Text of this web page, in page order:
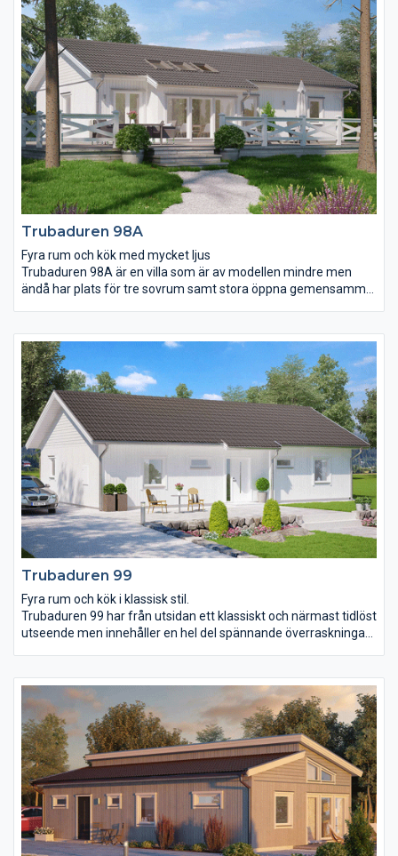
fönsterdörren i vardagsrummet tar du dig enkelt ut på
uteplatsen som vi har försett med ett praktiskt tak som
skyddar mot både väder och vind. Allt på mindre än 100 m².
Mycket hus på liten yta.
Trubaduren 98A
Fyra rum och kök med mycket ljus
Trubaduren 98A är en villa som är av modellen mindre men
ändå har plats för tre sovrum samt stora öppna gemensamma
tillsammans med snedtaket ger en praktfull rymd. Köket är väl
tilltaget och här finns även plats för en köksö för er som
drömmer om mer förvaring, en plats för barnen att göra läxor
på eller för gästerna att mingla vid.
Trubaduren 99
Fyra rum och kök i klassisk stil.
Trubaduren 99 har från utsidan ett klassiskt och närmast tidlöst
utseende men innehåller en hel del spännande överraskningar
vardagsrum. Mycket innehåll på liten yta passar till exempel dig
som inte vill ha onödiga kvadratmetrar att städa och hålla efter.
Köket och vardagsrummet är öppet upp till taknock och får
därmed extra luft och rymd.